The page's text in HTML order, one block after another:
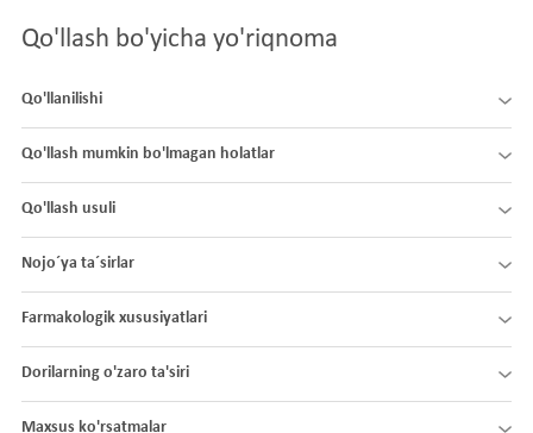
Qo'llash bo'yicha yo'riqnoma
Qo'llanilishi
Qo'llash mumkin bo'lmagan holatlar
Qo'llash usuli
Nojo´ya ta´sirlar
Farmakologik xususiyatlari
Dorilarning o'zaro ta'siri
Maxsus ko'rsatmalar